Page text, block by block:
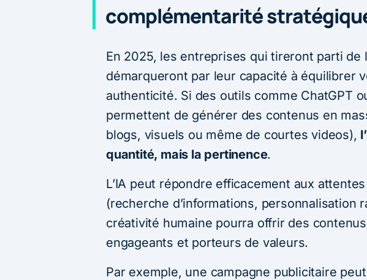
complémentarité
En 2025, les entreprises qui tireront parti de
démarqueront par leur capacité à équilibrer
authenticité. Si des outils comme ChatGPT
permettent de générer des contenus en
blogs, visuels ou même de courtes videos),
quantité, mais la pertinence.
L’IA peut répondre efficacement aux
(recherche d’informations, personnalisation
créativité humaine pourra offrir des
engageants et porteurs de valeurs.
Par exemple, une campagne publicitaire